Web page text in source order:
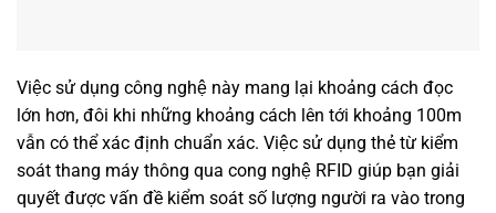
Việc sử dụng công nghệ này mang lại khoảng cách đọc
lớn hơn, đôi khi những khoảng cách lên tới khoảng 100m
vẫn có thể xác định chuẩn xác. Việc sử dụng thẻ từ kiểm
soát thang máy thông qua cong nghệ RFID giúp bạn giải
quyết được vấn đề kiểm soát số lượng người ra vào trong